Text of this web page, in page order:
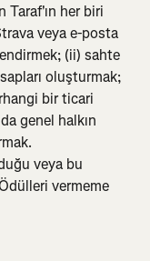
Taraf'ın her biri
veya e-posta
(ii) sahte
oluşturmak;
bir ticari
genel halkın
veya bu
vermeme